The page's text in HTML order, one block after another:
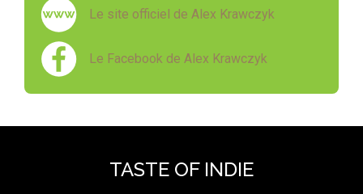
Le site officiel de Alex Krawczyk
Le Facebook de Alex Krawczyk
TASTE OF INDIE